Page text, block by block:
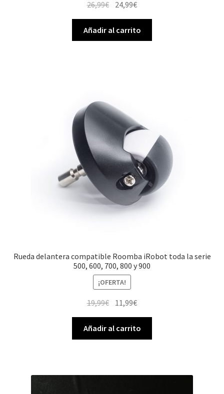
26,99€ El
original
era:
24,99€El
actual
es:
Añadir al carrito
Rueda delantera compatible Roomba iRobot toda la serie
500, 600, 700, 800 y 900
¡OFERTA!
19,99€ El
precio
original
era:
11,99€El
precio
actual
es:
Añadir al carrito